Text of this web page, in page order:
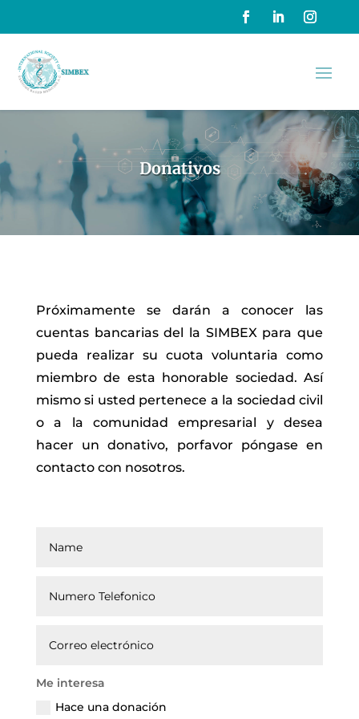
Donativos
Próximamente se darán a conocer las
cuentas bancarias del la SIMBEX para que
pueda realizar su cuota voluntaria como
miembro de esta honorable sociedad. Así
mismo si usted pertenece a la sociedad civil
o a la comunidad empresarial y desea
hacer un donativo, porfavor póngase en
contacto con nosotros.
Me interesa
Hace una donación